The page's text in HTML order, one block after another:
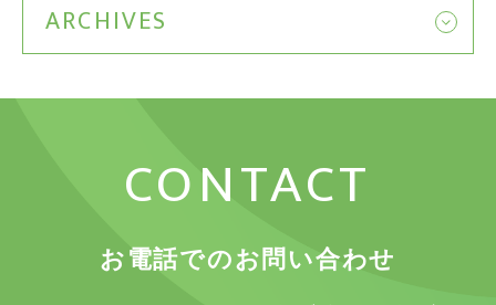
ARCHIVES
CONTACT
お電話でのお問い合わせ